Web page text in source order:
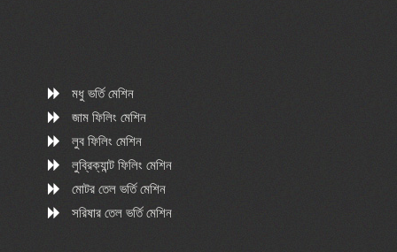
মধু ভর্তি মেশিন
জাম ফিলিং মেশিন
লুব ফিলিং মেশিন
লুব্রিক্যান্ট ফিলিং মেশিন
মোটর তেল ভর্তি মেশিন
সরিষার তেল ভর্তি মেশিন